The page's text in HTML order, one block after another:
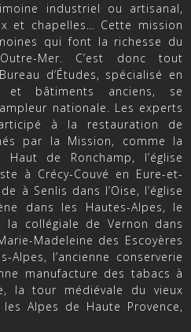
industriel ou artisanal,
et chapelles… Cette mission
qui font la richesse du
Mer. C’est donc tout
d’Études, spécialisé en
et bâtiments anciens, se
nationale. Les experts
à la restauration de
par la Mission, comme la
de Ronchamp, l’église
à Crécy-Couvé en Eure-et-
à Senlis dans l’Oise, l’église
dans les Hautes-Alpes, le
la collégiale de Vernon dans
Madeleine des Escoyères
Alpes, l’ancienne conserverie
manufacture des tabacs à
la tour médiévale du vieux
Alpes de Haute Provence,